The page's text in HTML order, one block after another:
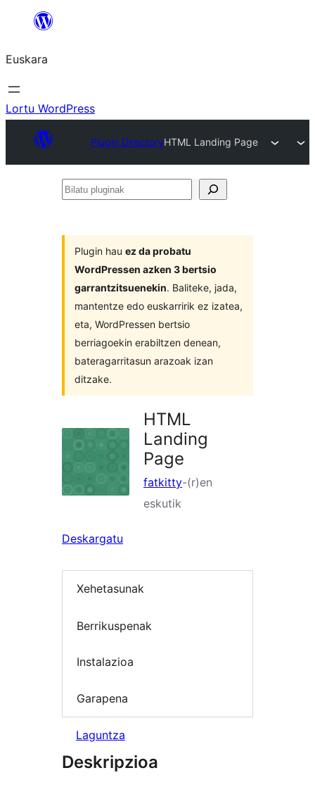
Euskara
Lortu WordPress
Plugin DirectoryHTML Landing Page
Bilatu
Plugin hau ez da probatu
WordPressen azken 3 bertsio
garrantzitsuenekin. Baliteke, jada,
mantentze edo euskarririk ez izatea,
eta, WordPressen bertsio
berriagoekin erabiltzen denean,
bateragarritasun arazoak izan
ditzake.
HTML
Landing
Page
fatkitty-(r)en
eskutik
Deskargatu
Xehetasunak
Berrikuspenak
Instalazioa
Garapena
Laguntza
Deskripzioa